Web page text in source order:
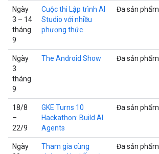
Ngày
3 – 14
tháng
9
Cuộc thi Lập trình AI
Studio với nhiều
phương thức
Đa sản phẩm
Ngày
3
tháng
9
The Android Show Đa sản phẩm
18/8
–
22/9
GKE Turns 10
Hackathon: Build AI
Agents
Đa sản phẩm
Ngày
Tham gia cùng
Đa sản phẩm